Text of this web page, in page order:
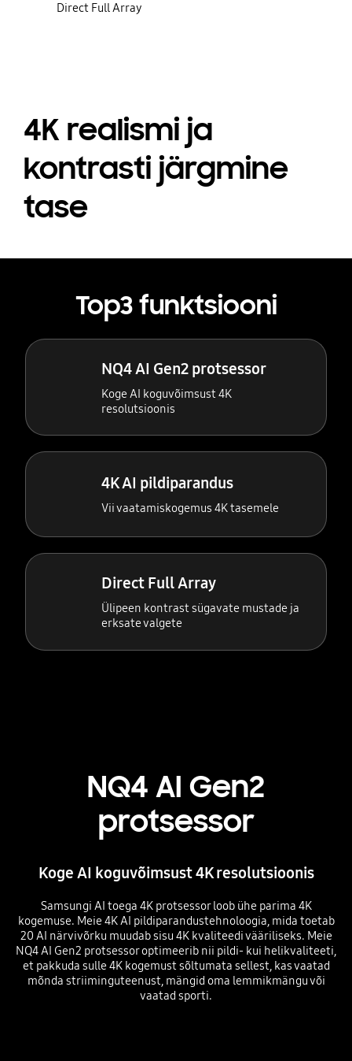
Direct Full Array
4K realismi ja
kontrasti järgmine
tase
Top3 funktsiooni
NQ4 AI Gen2 protsessor
Koge AI koguvõimsust 4K
resolutsioonis
4K AI pildiparandus
Vii vaatamiskogemus 4K tasemele
Direct Full Array
Ülipeen kontrast sügavate mustade ja
erksate valgete
NQ4 AI Gen2
protsessor
Koge AI koguvõimsust 4K resolutsioonis
Samsungi AI toega 4K protsessor loob ühe parima 4K
kogemuse. Meie 4K AI pildiparandustehnoloogia, mida toetab
20 AI närvivõrku muudab sisu 4K kvaliteedi vääriliseks. Meie
NQ4 AI Gen2 protsessor optimeerib nii pildi- kui helikvaliteeti,
et pakkuda sulle 4K kogemust sõltumata sellest, kas vaatad
mõnda striiminguteenust, mängid oma lemmikmängu või
vaatad sporti.